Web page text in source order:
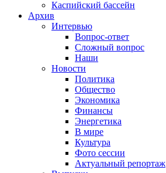
Каспийский бассейн
Архив
Интервью
Вопрос-ответ
Сложный вопрос
Наши
Новости
Политика
Общество
Экономика
Финансы
Энергетика
В мире
Культура
Фото сессии
Актуальный репортаж